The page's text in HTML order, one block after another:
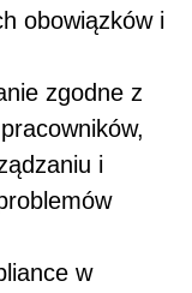
obowiązków i
zgodne z
i
w